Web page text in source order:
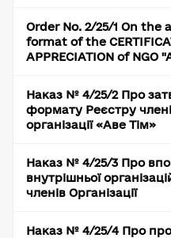
Order No. 2/25/1 On the
format of the
APPRECIATION of NGO
Наказ № 4/25/2 Про
формату Реєстру
організації «Аве Тім»
Наказ № 4/25/3 Про
внутрішньої
членів Організації
Наказ № 4/25/4 Про